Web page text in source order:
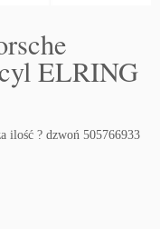
ELRING
ilość ? dzwoń 505766933